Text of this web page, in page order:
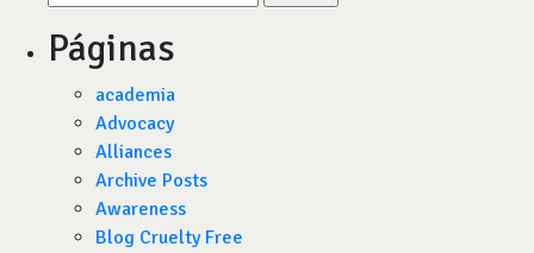
por:
Páginas
academia
Advocacy
Alliances
Archive Posts
Awareness
Blog Cruelty Free